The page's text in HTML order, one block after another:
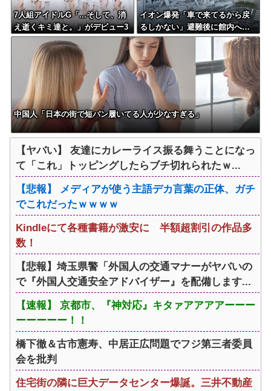
7人組アイドルG「...そして、消
え逝くキミ達と。」がデビュー3
か月で解散 事務所が事業継続
困難なため
イオン爆発「車で来てるから戻
るしかない」避難後に館内へ…
現場の実態が判明
中国人「日本の街で短パン履いてる人が少なすぎる」
【ヤバい】 友達にカレーライス振る舞うことになっ
て「これ」トッピングしたらブチ切れられたｗ...
【悲報】 メディアが使う主語デカ言葉の正体、ガチ
でこれだったｗｗｗｗ
Kindleにて各種書籍が激安に 半額超割引の作品多
数！
【悲報】埼玉県警「外国人の交通マナーがヤバいの
で『外国人交通安全アドバイザー』を配備します...
【速報】 京都市、『神対応』キタァアアアアーーー
ーーーーー！！
橋下徹＆古市憲寿、中居正広問題でフジ第三者委員
会を批判
住宅街の隣に巨大データセンター爆誕。三井不動産